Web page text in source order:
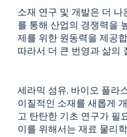
소재 연구 및 개발은 더 나
를 통해 산업의 경쟁력을
제를 위한 원동력을 제공
따라서 더 큰 번영과 삶의
세라믹 섬유, 바이오 플라
이질적인 소재를 새롭게
고 탄탄한 기초 연구가 필
이를 위해서는 재료 물리